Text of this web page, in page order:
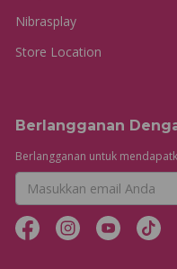
Nibrasplay
Store Location
Berlangganan
Berlangganan untuk